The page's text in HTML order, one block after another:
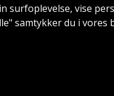
surfoplevelse, vise
samtykker du i vores